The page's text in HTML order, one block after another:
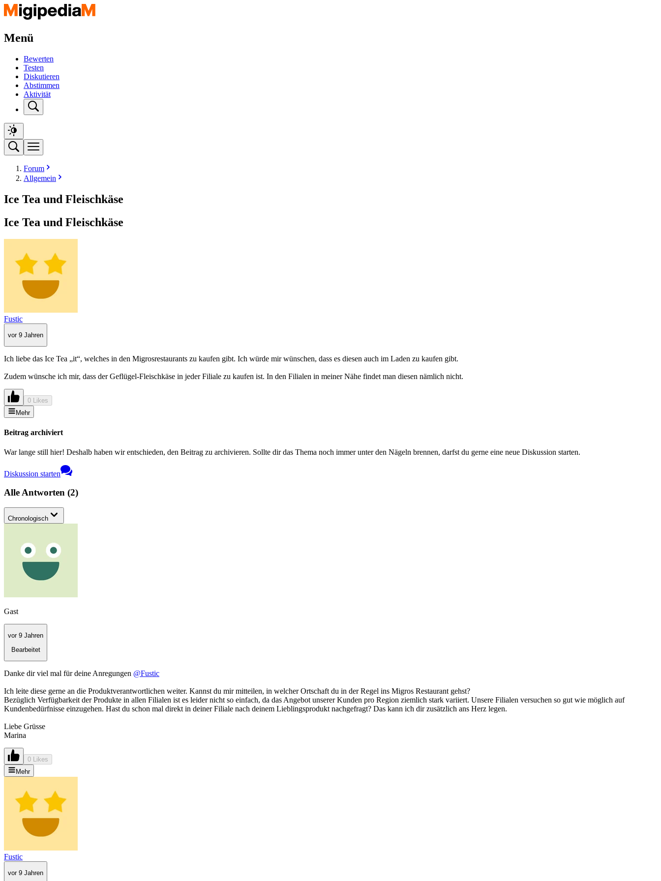
Menü
Bewerten
Testen
Diskutieren
Abstimmen
Aktivität
Forum
Allgemein
Ice Tea und Fleischkäse
Ice Tea und Fleischkäse
Fustic
vor 9 Jahren
Ich liebe das Ice Tea „it“, welches in den Migrosrestaurants zu kaufen gibt. Ich würde mir wünschen, dass es diesen auch im Laden zu kaufen gibt.
Zudem wünsche ich mir, dass der Geflügel-Fleischkäse in jeder Filiale zu kaufen ist. In den Filialen in meiner Nähe findet man diesen nämlich nicht.
0 Likes
Mehr
Beitrag archiviert
War lange still hier! Deshalb haben wir entschieden, den Beitrag zu archivieren. Sollte dir das Thema noch immer unter den Nägeln brennen, darfst du gerne eine neue Diskussion starten.
Diskussion starten
Alle Antworten (2)
Chronologisch
Gast
vor 9 Jahren
Bearbeitet
Danke dir viel mal für deine Anregungen @Fustic
Ich leite diese gerne an die Produktverantwortlichen weiter. Kannst du mir mitteilen, in welcher Ortschaft du in der Regel ins Migros Restaurant gehst?
Bezüglich Verfügbarkeit der Produkte in allen Filialen ist es leider nicht so einfach, da das Angebot unserer Kunden pro Region ziemlich stark variiert. Unsere Filialen versuchen so gut wie möglich auf
Kundenbedürfnisse einzugehen. Hast du schon mal direkt in deiner Filiale nach deinem Lieblingsprodukt nachgefragt? Das kann ich dir zusätzlich ans Herz legen.
Liebe Grüsse
Marina
0 Likes
Mehr
Fustic
vor 9 Jahren